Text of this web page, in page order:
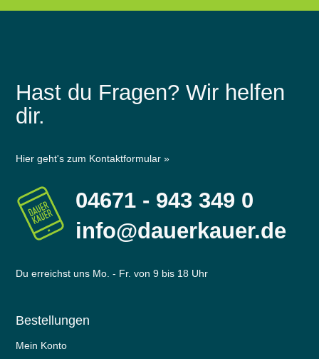
Hast du Fragen? Wir helfen
dir.
Hier geht's zum Kontaktformular »
04671 - 943 349 0
info@dauerkauer.de
Du erreichst uns Mo. - Fr. von 9 bis 18 Uhr
Bestellungen
Mein Konto